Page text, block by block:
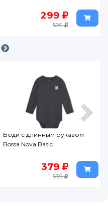
299
599
Боди с длинным рукавом
Bossa Nova Basic
379
539